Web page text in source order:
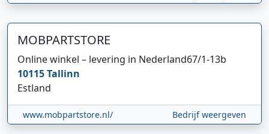
MOBPARTSTORE
Online winkel – levering in Nederland67/1-13b
10115Tallinn
Estland
www.mobpartstore.nl/ Bedrijf weergeven